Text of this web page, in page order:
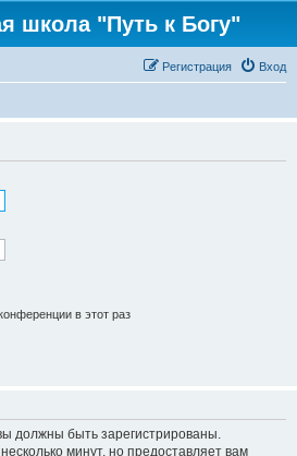
школа "Путь к Богу"
Вход
Регистрация
в этот раз
должны быть зарегистрированы.
минут, но предоставляет вам